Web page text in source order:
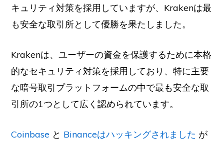
キュリティ対策を採用していますが、Krakenは最
も安全な取引所として優勝を果たしました。
Krakenは、ユーザーの資金を保護するために本格
的なセキュリティ対策を採用しており、特に主要
な暗号取引プラットフォームの中で最も安全な取
引所の1つとして広く認められています。
Coinbase と Binanceはハッキングされました が